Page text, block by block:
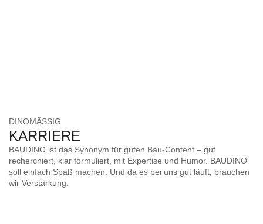
DINOMÄSSIG
KARRIERE
BAUDINO ist das Synonym für guten Bau-Content – gut
recherchiert, klar formuliert, mit Expertise und Humor. BAUDINO
soll einfach Spaß machen. Und da es bei uns gut läuft, brauchen
wir Verstärkung.